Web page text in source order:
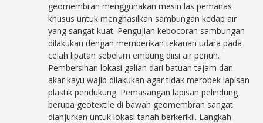
geomembran menggunakan mesin las pemanas
khusus untuk menghasilkan sambungan kedap air
yang sangat kuat. Pengujian kebocoran sambungan
dilakukan dengan memberikan tekanan udara pada
celah lipatan sebelum embung diisi air penuh.
Pembersihan lokasi galian dari batuan tajam dan
akar kayu wajib dilakukan agar tidak merobek lapisan
plastik pendukung. Pemasangan lapisan pelindung
berupa geotextile di bawah geomembran sangat
dianjurkan untuk lokasi tanah berkerikil. Langkah